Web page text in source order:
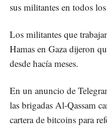
sus militantes en todos
Los militantes que
Hamas en Gaza dijeron
desde hacía meses.
En un anuncio de
las brigadas Al-Qassam
cartera de bitcoins para